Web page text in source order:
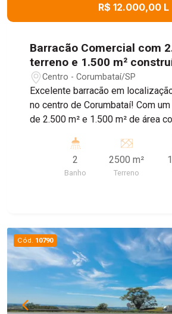
R$ 12.000,00 L
Barracão Comercial com
terreno e 1.500 m²
Centro, Corumbataí/SP
Centro - Corumbataí/SP
Excelente barracão em
no centro de Corumbataí! Com um amplo terreno
de 2.500 m² e 1.500 m² de área
Conta com cozinha, dois
feminino), quatro salas, sendo
banheiro privativo, além de um
logística e operações. Agende sua visita com
nossos corretores e conheça
oportunidade!
2
Banho
2500 m²
Terreno
Cód. 10790